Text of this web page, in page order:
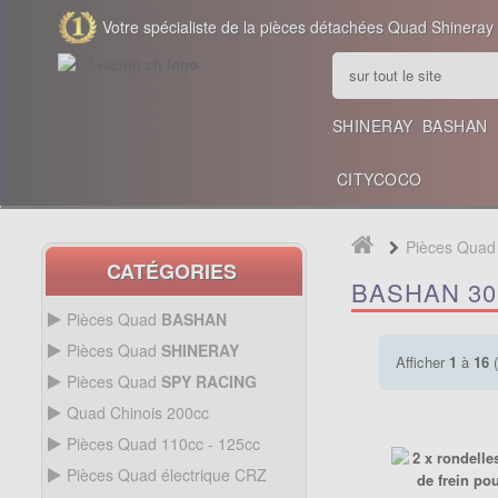
Votre spécialiste de la pièces détachées Quad
SHINERAY BASHAN
CITYCOCO
CATÉGORIES
Pièces Quad BASHAN
Pièces Quad SHINERAY
Pièces Quad SPY RACING
QUAD SPY250F3
Quad Chinois 200cc
200CC
Allumage Quad
Pièces Quad 110cc - 125cc
125CC
Pièces Quad électrique CRZ
Pièces
BASHAN
Afficher 1 à 16